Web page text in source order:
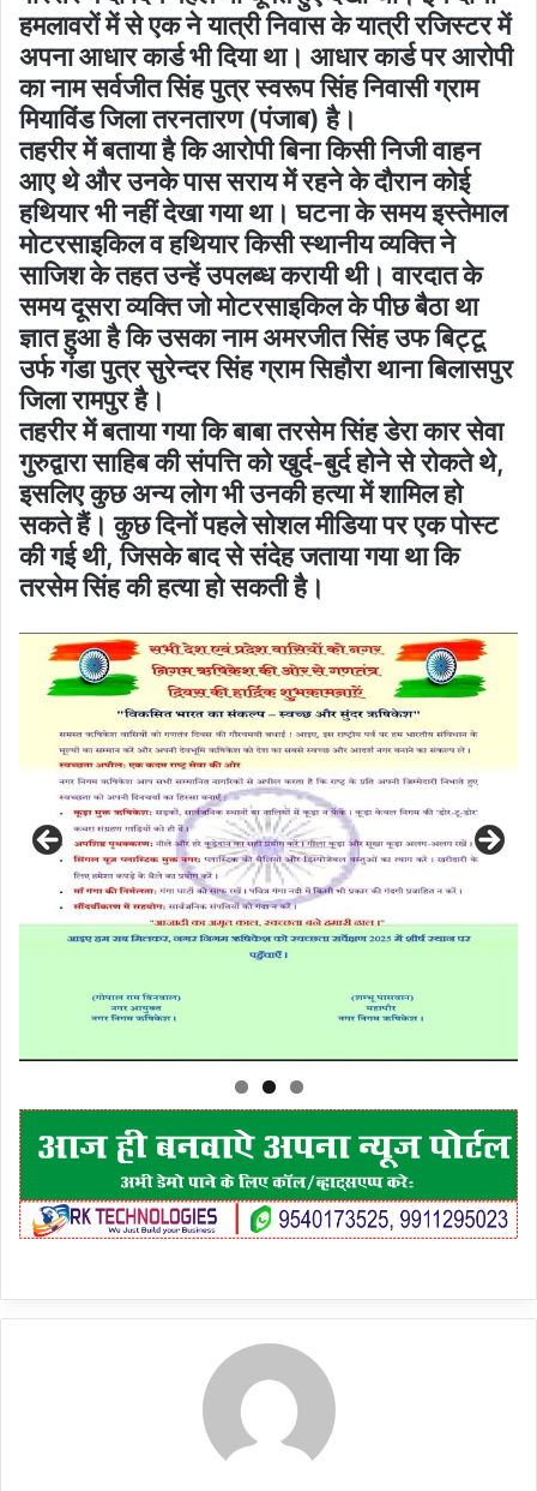
हमलावरों में से एक ने यात्री निवास के यात्री रजिस्टर में
अपना आधार कार्ड भी दिया था। आधार कार्ड पर आरोपी
का नाम सर्वजीत सिंह पुत्र स्वरूप सिंह निवासी ग्राम
मियाविंड जिला तरनतारण (पंजाब) है।
तहरीर में बताया है कि आरोपी बिना किसी निजी वाहन
आए थे और उनके पास सराय में रहने के दौरान कोई
हथियार भी नहीं देखा गया था। घटना के समय इस्तेमाल
मोटरसाइकिल व हथियार किसी स्थानीय व्यक्ति ने
साजिश के तहत उन्हें उपलब्ध करायी थी। वारदात के
समय दूसरा व्यक्ति जो मोटरसाइकिल के पीछ बैठा था
ज्ञात हुआ है कि उसका नाम अमरजीत सिंह उफ बिट्टू
उर्फ गंडा पुत्र सुरेन्दर सिंह ग्राम सिहौरा थाना बिलासपुर
जिला रामपुर है।
तहरीर में बताया गया कि बाबा तरसेम सिंह डेरा कार सेवा
गुरुद्वारा साहिब की संपत्ति को खुर्द-बुर्द होने से रोकते थे,
इसलिए कुछ अन्य लोग भी उनकी हत्या में शामिल हो
सकते हैं। कुछ दिनों पहले सोशल मीडिया पर एक पोस्ट
की गई थी, जिसके बाद से संदेह जताया गया था कि
तरसेम सिंह की हत्या हो सकती है।